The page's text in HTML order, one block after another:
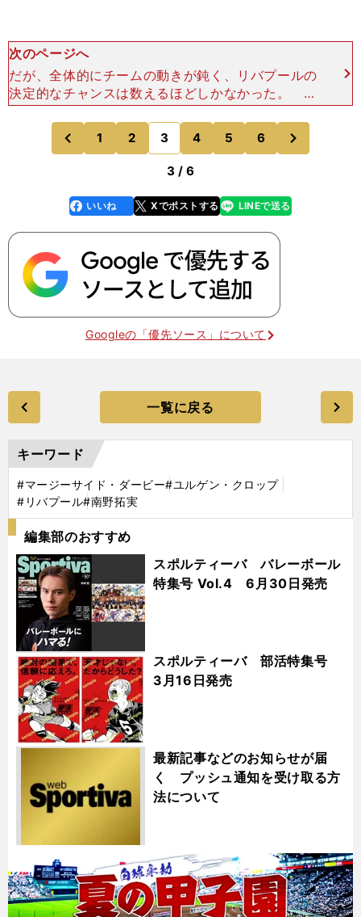
次のページへ
だが、全体的にチームの動きが鈍く、リバプールの
決定的なチャンスは数えるほどしかなかった。 そ
の要因のひとつになったのが、エバートンのアプロ
ーチだった。 ４人のDFラインは深い位置にとど
まり、相手スペー
前
のページへ
1 2 3 4 5 6
のページへ
3 / 6
faceboo
k
いいね Xでポストする
line LINEで送る
Googleの「優先ソース」について
一覧に戻る
キーワード
#マージーサイド・ダービー#ユルゲン・クロップ
#リバプール#南野拓実
編集部のおすすめ
スポルティーバ バレーボール
特集号 Vol.4 6月30日発売
スポルティーバ 部活特集号
3月16日発売
最新記事などのお知らせが届
く プッシュ通知を受け取る方
法について